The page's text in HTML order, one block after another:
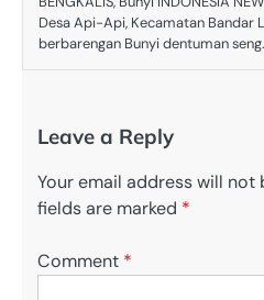
Desa Api-Api, Kecamatan Bandar
berbarengan Bunyi dentuman
Leave a Reply
Your email address will not
fields are marked *
Comment *